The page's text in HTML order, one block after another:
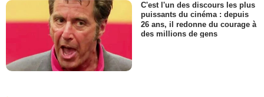
C'est l'un des discours les plus
puissants du cinéma : depuis
26 ans, il redonne du courage à
des millions de gens